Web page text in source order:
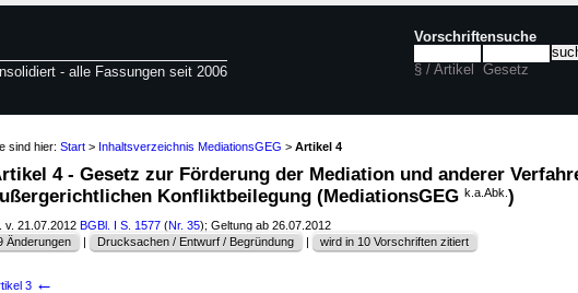
- alle Fassungen seit 2006
Vorschriftensuche
§ / Artikel Gesetz
sind hier: Start > Inhaltsverzeichnis MediationsGEG > Artikel 4
4 - Gesetz zur Förderung der Mediation und anderer
Konfliktbeilegung (MediationsGEG k.a.Abk. )
v. 21.07.2012 BGBl. I S. 1577 (Nr. 35); Geltung ab 26.07.2012
Änderungen
| Drucksachen / Entwurf / Begründung | wird in 10 Vorschriften zitiert
3 ←